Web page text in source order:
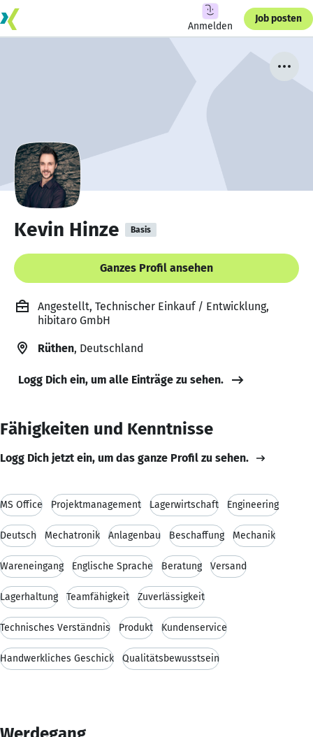
Anmelden
Job posten
Kevin Hinze Basis
Ganzes Profil ansehen
Angestellt, Technischer Einkauf / Entwicklung,
hibitaro GmbH
Rüthen, Deutschland
Logg Dich ein, um alle Einträge zu sehen.
Fähigkeiten und Kenntnisse
Logg Dich jetzt ein, um das ganze Profil zu sehen.
MS Office Projektmanagement Lagerwirtschaft Engineering
Deutsch Mechatronik Anlagenbau Beschaffung Mechanik
Wareneingang Englische Sprache Beratung Versand
Lagerhaltung Teamfähigkeit Zuverlässigkeit
Technisches Verständnis Produkt Kundenservice
Handwerkliches Geschick Qualitätsbewusstsein